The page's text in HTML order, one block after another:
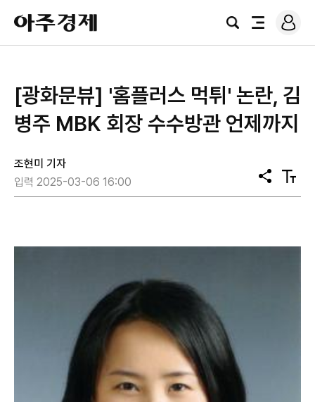
아
주
경
검
전
로
그
[광화문뷰] '홈플러스 먹튀' 논란, 김
병주 MBK 회장 수수방관 언제까지
조현미 기자
입력 2025-03-06 16:00
공
유
텍
스